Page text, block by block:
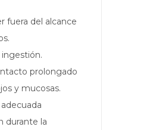
fuera del alcance
ingestión.
prolongado
y mucosas.
adecuada
durante la